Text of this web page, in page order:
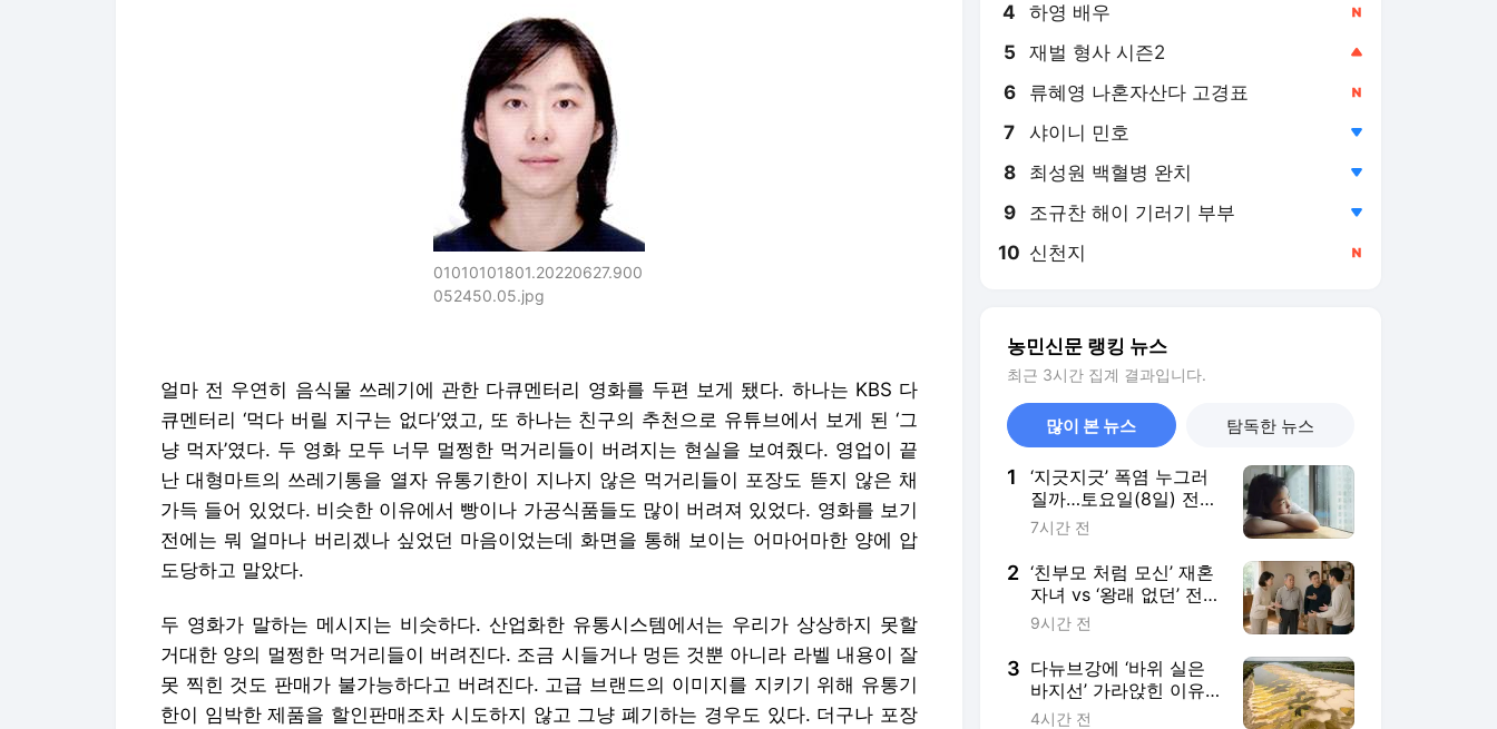
01010101801.20220627.900
052450.05.jpg
얼마 전 우연히 음식물 쓰레기에 관한 다큐멘터리 영화를 두편 보게 됐다. 하나는 KBS 다
큐멘터리 ‘먹다 버릴 지구는 없다’였고, 또 하나는 친구의 추천으로 유튜브에서 보게 된 ‘그
냥 먹자’였다. 두 영화 모두 너무 멀쩡한 먹거리들이 버려지는 현실을 보여줬다. 영업이 끝
난 대형마트의 쓰레기통을 열자 유통기한이 지나지 않은 먹거리들이 포장도 뜯지 않은 채
가득 들어 있었다. 비슷한 이유에서 빵이나 가공식품들도 많이 버려져 있었다. 영화를 보기
전에는 뭐 얼마나 버리겠나 싶었던 마음이었는데 화면을 통해 보이는 어마어마한 양에 압
도당하고 말았다.
두 영화가 말하는 메시지는 비슷하다. 산업화한 유통시스템에서는 우리가 상상하지 못할
거대한 양의 멀쩡한 먹거리들이 버려진다. 조금 시들거나 멍든 것뿐 아니라 라벨 내용이 잘
못 찍힌 것도 판매가 불가능하다고 버려진다. 고급 브랜드의 이미지를 지키기 위해 유통기
한이 임박한 제품을 할인판매조차 시도하지 않고 그냥 폐기하는 경우도 있다. 더구나 포장
4 하영 배우
5 재벌 형사 시즌2
6 류혜영 나혼자산다 고경표
7 샤이니 민호
8 최성원 백혈병 완치
9 조규찬 해이 기러기 부부
10 신천지
농민신문 랭킹 뉴스
최근 3시간 집계 결과입니다.
많이 본 뉴스 탐독한 뉴스
1
‘지긋지긋’ 폭염 누그러
질까…토요일(8일) 전국
곳곳 소나기
7시간 전
2 ‘친부모 처럼 모신’ 재혼
자녀 vs ‘왕래 없던’ 전혼
자녀…재혼가정 증여·상
9시간 전
3 다뉴브강에 ‘바위 실은
바지선’ 가라앉힌 이유…
물길 돌려 뭐하려고?
4시간 전